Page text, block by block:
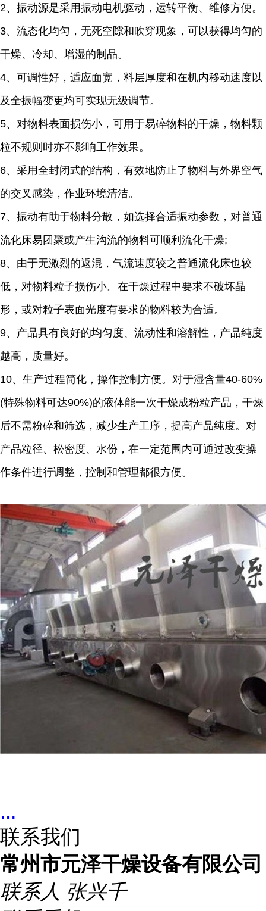
2、振动源是采用振动电机驱动，运转平衡、维修方便。
3、流态化均匀，无死空隙和吹穿现象，可以获得均匀的
干燥、冷却、增湿的制品。
4、可调性好，适应面宽，料层厚度和在机内移动速度以
及全振幅变更均可实现无级调节。
5、对物料表面损伤小，可用于易碎物料的干燥，物料颗
粒不规则时亦不影响工作效果。
6、采用全封闭式的结构，有效地防止了物料与外界空气
的交叉感染，作业环境清洁。
7、振动有助于物料分散，如选择合适振动参数，对普通
流化床易团聚或产生沟流的物料可顺利流化干燥;
8、由于无激烈的返混，气流速度较之普通流化床也较
低，对物料粒子损伤小。在干燥过程中要求不破坏晶
形，或对粒子表面光度有要求的物料较为合适。
9、产品具有良好的均匀度、流动性和溶解性，产品纯度
越高，质量好。
10、生产过程简化，操作控制方便。对于湿含量40-60%
(特殊物料可达90%)的液体能一次干燥成粉粒产品，干燥
后不需粉碎和筛选，减少生产工序，提高产品纯度。对
产品粒径、松密度、水份，在一定范围内可通过改变操
作条件进行调整，控制和管理都很方便。
...
联系我们
常州市元泽干燥设备有限公司
联系人 张兴千